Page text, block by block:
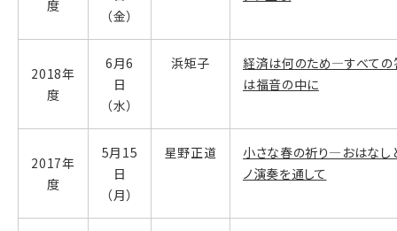
度
（金）
2018年
度
6月6
日
（水）
浜矩子
経済は何のため―すべての
は福音の中に
2017年
度
5月15
日
（月）
星野正道
小さな春の祈り―おはなし
ノ演奏を通して